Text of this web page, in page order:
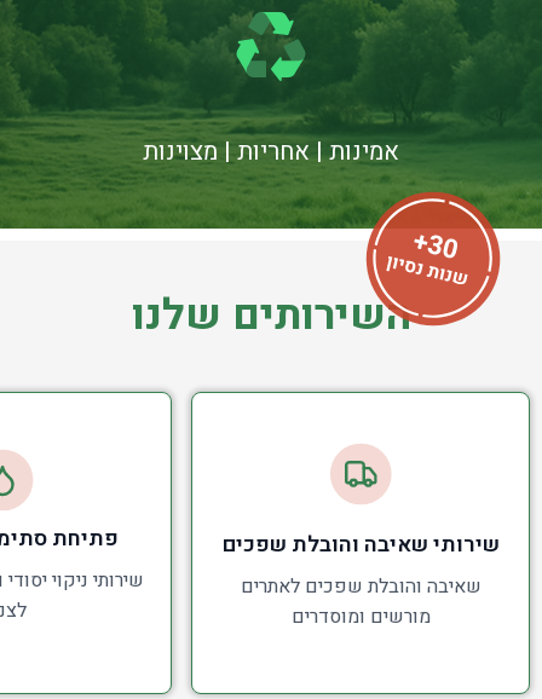
אמינות | אחריות | מצוינות
השירותים שלנו
שירותי שאיבה והובלת שפכים
שאיבה והובלת שפכים לאתרים
מורשים ומוסדרים
פתיחת
שירותי ניקוי